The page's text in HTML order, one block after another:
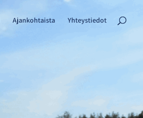
Ajankohtaista Yhteystiedot